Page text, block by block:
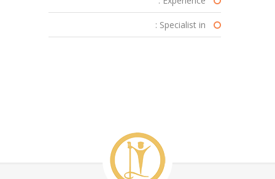
Specialist in :